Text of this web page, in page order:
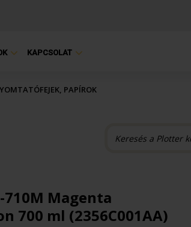
KAPCSOLAT
PAPÍROK
710M Magenta
700 ml (2356C001AA)